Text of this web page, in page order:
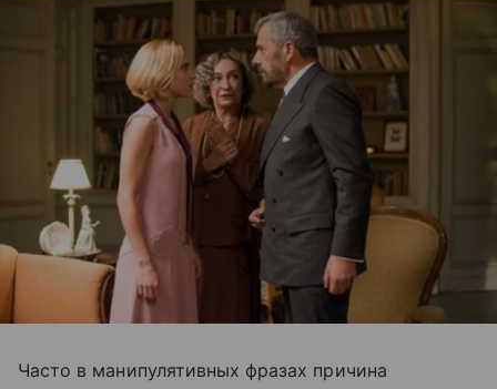
Часто в манипулятивных фразах причина